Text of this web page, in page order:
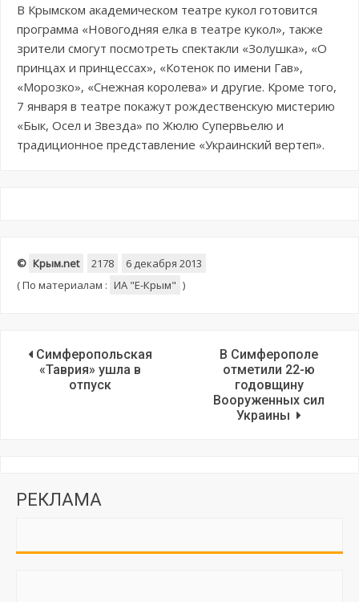
В Крымском академическом театре кукол готовится
программа «Новогодняя елка в театре кукол», также
зрители смогут посмотреть спектакли «Золушка», «О
принцах и принцессах», «Котенок по имени Гав»,
«Морозко», «Снежная королева» и другие. Кроме того,
7 января в театре покажут рождественскую мистерию
«Бык, Осел и Звезда» по Жюлю Супервьелю и
традиционное представление «Украинский вертеп».
© Крым.net 2178
6 декабря 2013
(По материалам : ИА "E-Крым" )
Симферопольская
«Таврия» ушла в
отпуск
В Симферополе
отметили 22-ю
годовщину
Вооруженных сил
Украины
РЕКЛАМА